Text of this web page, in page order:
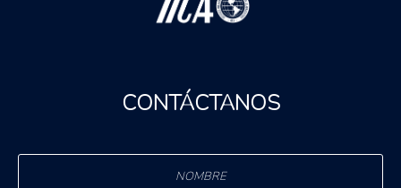
CONTÁCTANOS